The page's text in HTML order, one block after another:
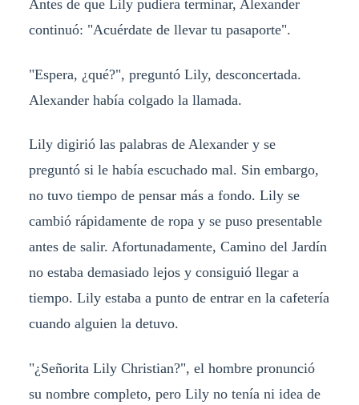
Antes de que Lily pudiera terminar, Alexander
continuó: "Acuérdate de llevar tu pasaporte".
"Espera, ¿qué?", preguntó Lily, desconcertada.
Alexander había colgado la llamada.
Lily digirió las palabras de Alexander y se
preguntó si le había escuchado mal. Sin embargo,
no tuvo tiempo de pensar más a fondo. Lily se
cambió rápidamente de ropa y se puso presentable
antes de salir. Afortunadamente, Camino del Jardín
no estaba demasiado lejos y consiguió llegar a
tiempo. Lily estaba a punto de entrar en la cafetería
cuando alguien la detuvo.
"¿Señorita Lily Christian?", el hombre pronunció
su nombre completo, pero Lily no tenía ni idea de